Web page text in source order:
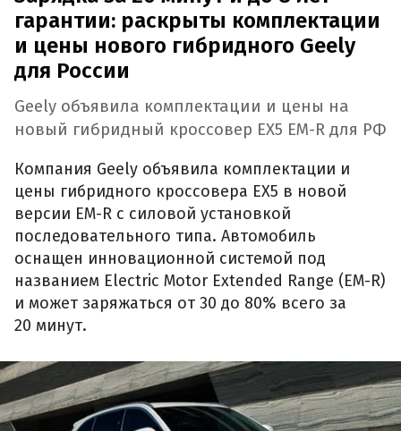
гарантии: раскрыты комплектации
и цены нового гибридного Geely
для России
Geely объявила комплектации и цены на
новый гибридный кроссовер EX5 EM-R для РФ
Компания Geely объявила комплектации и
цены гибридного кроссовера EX5 в новой
версии EM-R с силовой установкой
последовательного типа. Автомобиль
оснащен инновационной системой под
названием Electric Motor Extended Range (EM-R)
и может заряжаться от 30 до 80% всего за
20 минут.